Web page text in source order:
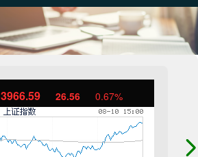
3966.59 26.56 0.67%